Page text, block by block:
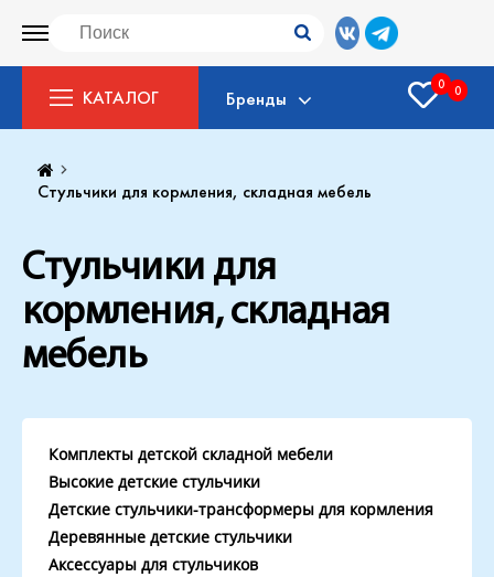
КАТАЛОГ Бренды
0 0
Стульчики для кормления, складная мебель
Стульчики для
кормления, складная
мебель
Комплекты детской складной мебели
Высокие детские стульчики
Детские стульчики-трансформеры для кормления
Деревянные детские стульчики
Аксессуары для стульчиков